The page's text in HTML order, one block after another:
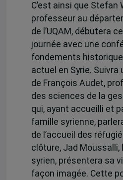
C’est ainsi que Stefan
professeur au
de l’UQAM, débutera
journée avec une
fondements
actuel en Syrie. Suivra
de François Audet,
des sciences de la
qui, ayant accueilli et
famille syrienne,
de l’accueil des
clôture, Jad
syrien, présentera sa
façon imagée. Cette